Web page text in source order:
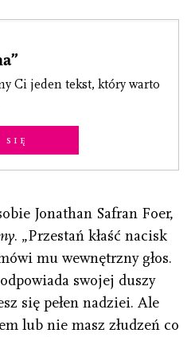
Ci jeden tekst, który warto
się
Jonathan Safran Foer,
. „Przestań kłaść nacisk
mu wewnętrzny głos.
swojej duszy
się pełen nadziei. Ale
lub nie masz złudzeń co